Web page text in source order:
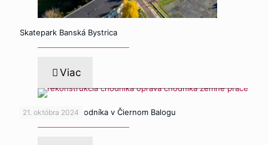
Skatepark Banská Bystrica
Viac
21. októbra 2024
Rekonštrukcia chodníka v Čiernom Balogu